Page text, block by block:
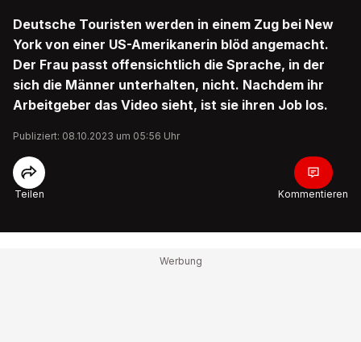
Deutsche Touristen werden in einem Zug bei New
York von einer US-Amerikanerin blöd angemacht.
Der Frau passt offensichtlich die Sprache, in der
sich die Männer unterhalten, nicht. Nachdem ihr
Arbeitgeber das Video sieht, ist sie ihren Job los.
Publiziert: 08.10.2023 um 05:56 Uhr
Teilen Kommentieren